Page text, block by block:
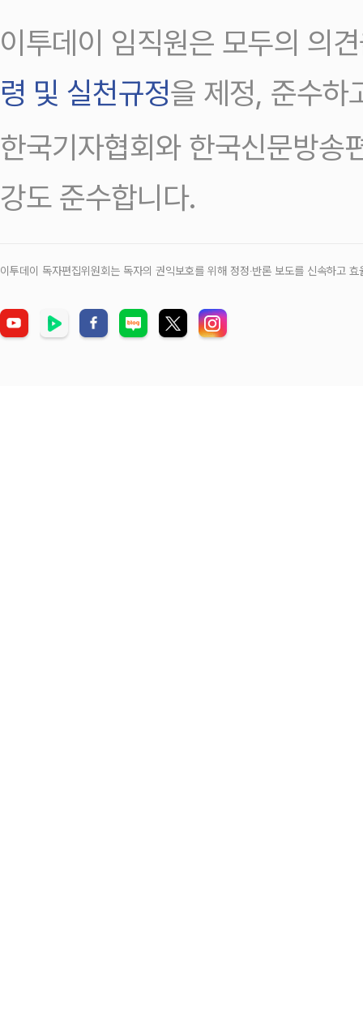
이투데이 임직원은 모두의 의
령 및 실천규정을 제정, 준수하
한국기자협회와 한국신문방송
강도 준수합니다.
이투데이 독자편집위원회는 독자의 권익보호를 위해 정정‧반론 보도를 신속하고